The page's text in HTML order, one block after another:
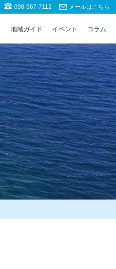
098-967-7112 メールはこちら
地域ガイド イベント コラム